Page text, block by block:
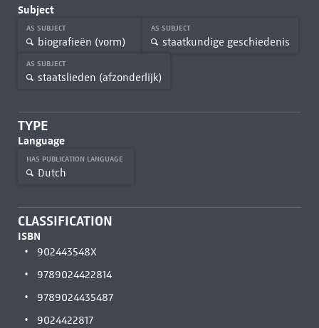
Subject
AS SUBJECT
biografieën (vorm)
AS SUBJECT
staatkundige geschiedenis
AS SUBJECT
staatslieden (afzonderlijk)
TYPE
Language
HAS PUBLICATION LANGUAGE
Dutch
CLASSIFICATION
ISBN
902443548X
9789024422814
9789024435487
9024422817